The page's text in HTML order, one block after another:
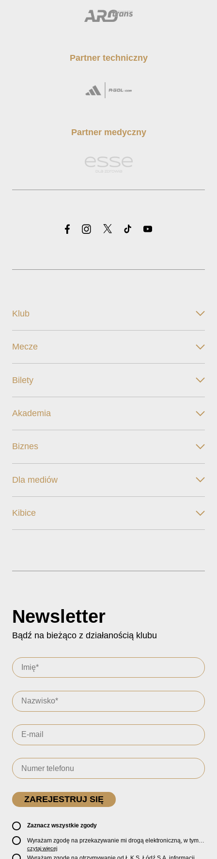
Partner techniczny
Partner medyczny
Klub
Mecze
Bilety
Akademia
Biznes
Dla mediów
Kibice
Newsletter
Bądź na bieżąco z działanością klubu
Zaznacz wszystkie zgody
Wyrażam zgodę na przekazywanie mi drogą elektroniczną, w tym
pocztą e-mail, oficjalnego newslettera oraz informacji o zniżkach,
promocjach, nowościach, biletach, karnetach, ofercie sklepu U2
czytaj więcej